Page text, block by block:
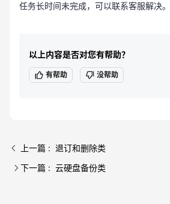
任务长时间未完成，可以联系客服解决。
以上内容是否对您有帮助？
有帮助 没帮助
上一篇 : 退订和删除类
下一篇 : 云硬盘备份类